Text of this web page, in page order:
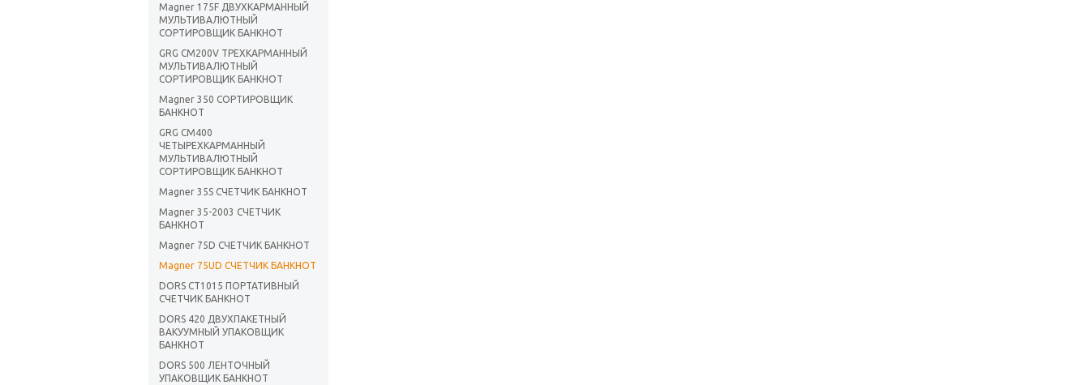
Magner 175F ДВУХКАРМАННЫЙ
МУЛЬТИВАЛЮТНЫЙ
СОРТИРОВЩИК БАНКНОТ
GRG CM200V ТРЕХКАРМАННЫЙ
МУЛЬТИВАЛЮТНЫЙ
СОРТИРОВЩИК БАНКНОТ
Magner 350 CОРТИРОВЩИК
БАНКНОТ
GRG CM400
ЧЕТЫРЕХКАРМАННЫЙ
МУЛЬТИВАЛЮТНЫЙ
СОРТИРОВЩИК БАНКНОТ
Magner 35S СЧЕТЧИК БАНКНОТ
Magner 35-2003 СЧЕТЧИК
БАНКНОТ
Magner 75D СЧЕТЧИК БАНКНОТ
Magner 75UD СЧЕТЧИК БАНКНОТ
DORS CT1015 ПОРТАТИВНЫЙ
СЧЕТЧИК БАНКНОТ
DORS 420 ДВУХПАКЕТНЫЙ
ВАКУУМНЫЙ УПАКОВЩИК
БАНКНОТ
DORS 500 ЛЕНТОЧНЫЙ
УПАКОВЩИК БАНКНОТ